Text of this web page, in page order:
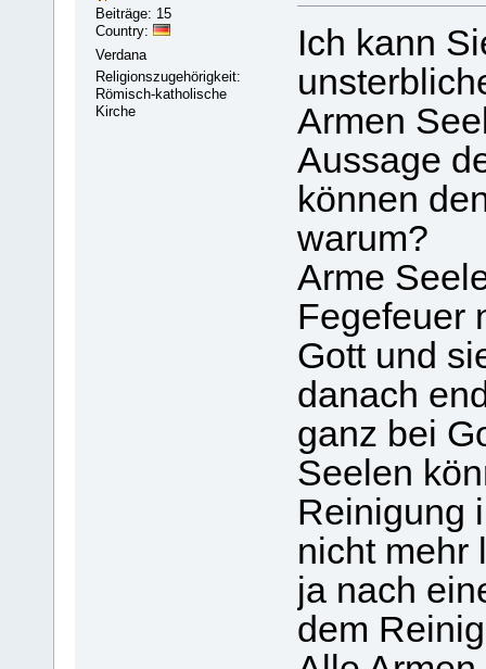
Beiträge: 15
Country:
Verdana
Religionszugehörigkeit:
Römisch-katholische
Kirche
Ich kann
Armen
Aussage
können
warum?
Arme
Fegefeuer
Gott und
danach
ganz bei
Seelen
Reinigung
nicht mehr
ja nach
dem